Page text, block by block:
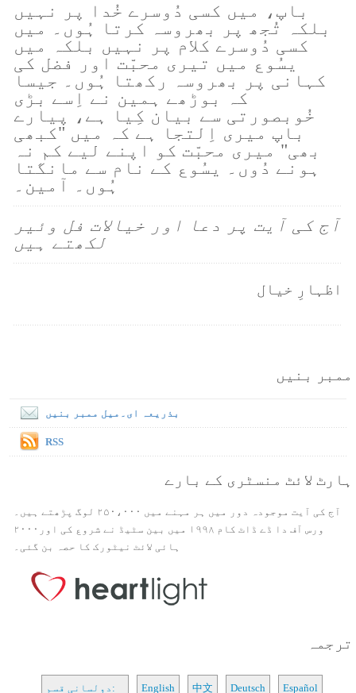
باپ، میں کسی دُوسرے خُدا پر نہیں
بلکہ تُجھ پر بھروسہ کرتا ہُوں۔ میں
کسی دُوسرے کلام پر نہیں بلکہ میں
یسُوع میں تیری محبّت اور فضل کی
کہانی پر بھروسہ رکھتا ہُوں۔ جیسا
کہ بوڑھے ہمین نے اِسے بڑی
خُوبصورتی سے بیان کِیا ہے، پیارے
باپ میری اِلتجا ہے کہ میں "کبھی
بھی" میری محبّت کو اپنے لیے کم نہ
ہونے دُوں۔ یسُوع کے نام سے مانگتا
ہُوں۔ آمین۔
آج کی آیت پر دعا اور خیالات فل وئیر
لکھتے ہیں
اظہارِ خیال
ممبر بنیں
بذریعہ ای۔میل ممبر بنیں
RSS
ہارٹ لائٹ منسٹری کے بارے
آج کی آیت موجودہ دور میں ہر مہنے میں ۲۵۰،۰۰۰ لوگ پڑھتے ہیں۔
ورس آف دا ڈے ڈاٹ کام ۱۹۹۸ میں بین سٹیڈ نے شروع کی اور۲۰۰۰
ہائی لائٹ نیٹورک کا حصہ بن گئی۔
ترجمہ
دولسانی قسم: English 中文 Deutsch Español